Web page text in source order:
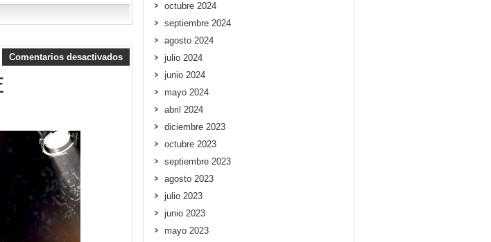
Comentarios desactivados
octubre 2024
septiembre 2024
agosto 2024
julio 2024
junio 2024
mayo 2024
abril 2024
diciembre 2023
octubre 2023
septiembre 2023
agosto 2023
julio 2023
junio 2023
mayo 2023